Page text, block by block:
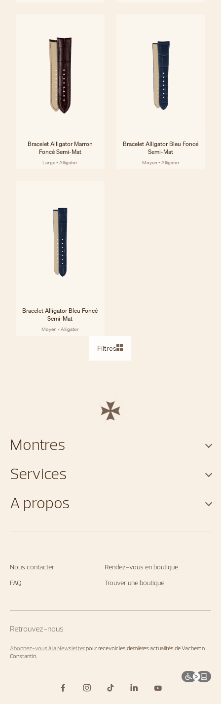
Filtres
Bracelet Alligator Marron
Foncé Semi-Mat
Large - Alligator
Bracelet Alligator Bleu Foncé
Semi-Mat
Moyen - Alligator
Bracelet Alligator Bleu Foncé
Semi-Mat
Moyen - Alligator
Nous contacter
Rendez-vous en boutique
FAQ
Trouver une boutique
Retrouvez-nous
Abonnez-vous à la Newsletterpour recevoir les dernières actualités de Vacheron
Constantin.
Montres
Services
A propos